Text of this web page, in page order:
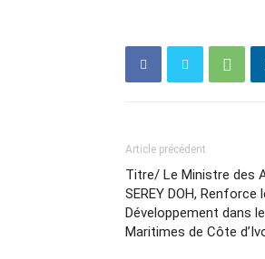
Article précédent
Titre/ Le Ministre des
SEREY DOH,
Développement dans
Maritimes de Côte